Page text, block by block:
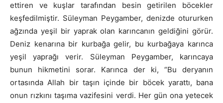
ettiren ve kuşlar tarafından besin getirilen böcekler
keşfedilmiştir. Süleyman Peygamber, denizde otururken
ağzında yeşil bir yaprak olan karıncanın geldiğini görür.
Deniz kenarına bir kurbağa gelir, bu kurbağaya karınca
yeşil yaprağı verir. Süleyman Peygamber, karıncaya
bunun hikmetini sorar. Karınca der ki, “Bu deryanın
ortasında Allah bir taşın içinde bir böcek yarattı, bana
onun rızkını taşıma vazifesini verdi. Her gün ona yetecek